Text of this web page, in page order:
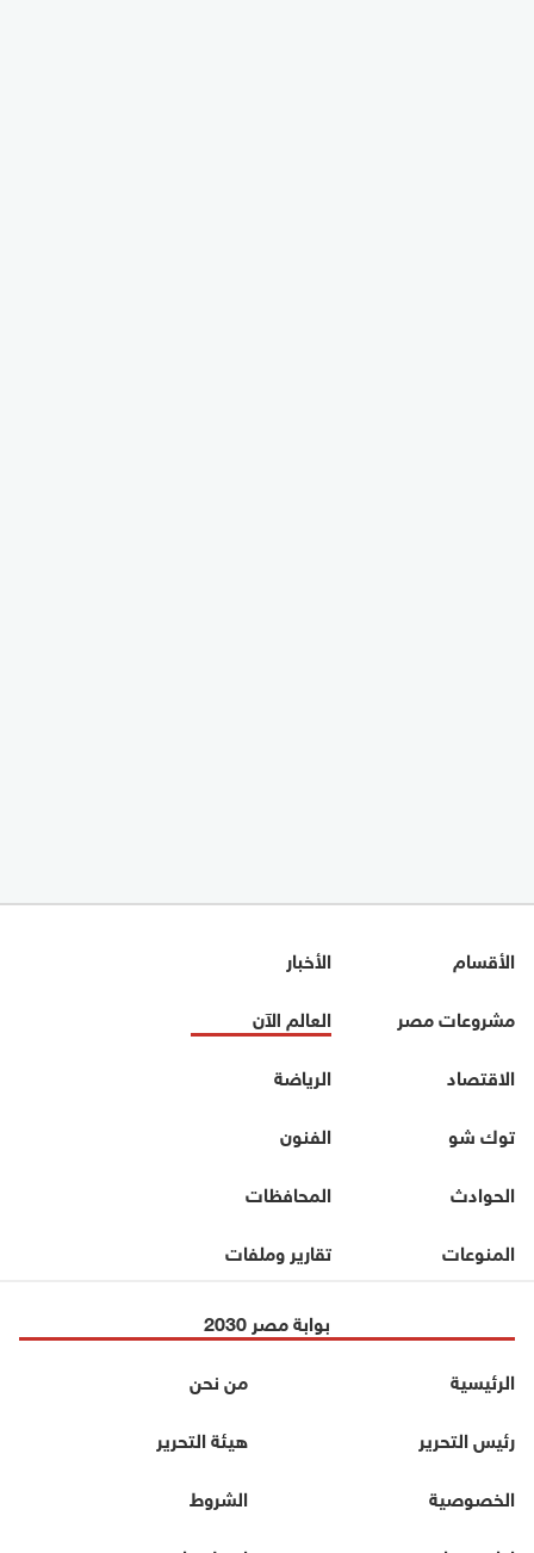
الأقسام
الأخبار
مشروعات مصر
العالم الآن
الاقتصاد
الرياضة
توك شو
الفنون
الحوادث
المحافظات
المنوعات
تقارير وملفات
بوابة مصر 2030
الرئيسية
من نحن
رئيس التحرير
هيئة التحرير
الخصوصية
الشروط